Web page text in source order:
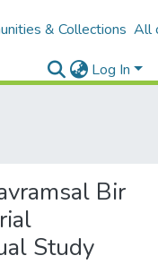
& Collections All
Log In
Bir
Study